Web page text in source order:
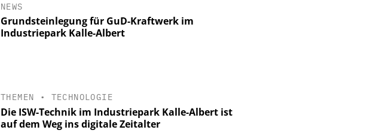
NEWS
Grundsteinlegung für GuD-Kraftwerk im
Industriepark Kalle-Albert
THEMEN • TECHNOLOGIE
Die ISW-Technik im Industriepark Kalle-Albert ist
auf dem Weg ins digitale Zeitalter